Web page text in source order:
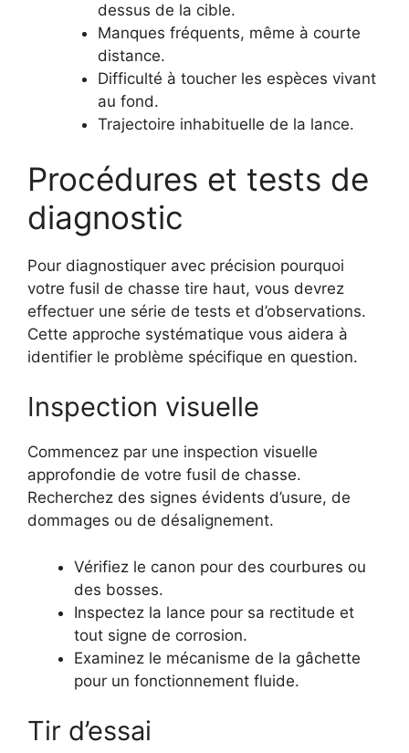
dessus de la cible.
Manques fréquents, même à courte
distance.
Difficulté à toucher les espèces vivant
au fond.
Trajectoire inhabituelle de la lance.
Procédures et tests de
diagnostic
Pour diagnostiquer avec précision pourquoi
votre fusil de chasse tire haut, vous devrez
effectuer une série de tests et d’observations.
Cette approche systématique vous aidera à
identifier le problème spécifique en question.
Inspection visuelle
Commencez par une inspection visuelle
approfondie de votre fusil de chasse.
Recherchez des signes évidents d’usure, de
dommages ou de désalignement.
Vérifiez le canon pour des courbures ou
des bosses.
Inspectez la lance pour sa rectitude et
tout signe de corrosion.
Examinez le mécanisme de la gâchette
pour un fonctionnement fluide.
Tir d’essai